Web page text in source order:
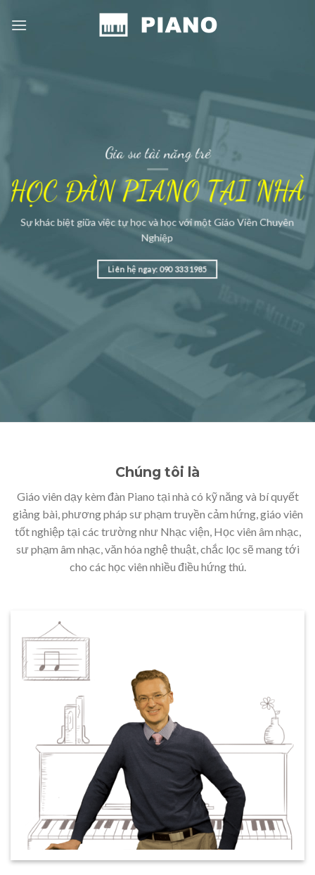
Gia sư tài năng trẻ
HỌC ĐÀN PIANO TẠI NHÀ
Sự khác biệt giữa việc tự học và học với một Giáo Viên Chuyên
Nghiệp
Liên hệ ngay: 090 333 1985
Chúng tôi là
Giáo viên dạy kèm đàn Piano tại nhà có kỹ năng và bí quyết
giảng bài, phương pháp sư phạm truyền cảm hứng, giáo viên
tốt nghiệp tại các trường như Nhạc viện, Học viên âm nhạc,
sư phạm âm nhạc, văn hóa nghệ thuật, chắc lọc sẽ mang tới
cho các học viên nhiều điều hứng thú.